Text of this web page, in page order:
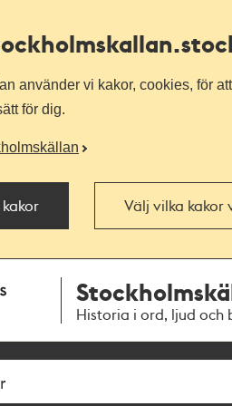
använder vi kakor, cookies, för
för dig.
Välj vilka kakor
Historia i ord, ljud och